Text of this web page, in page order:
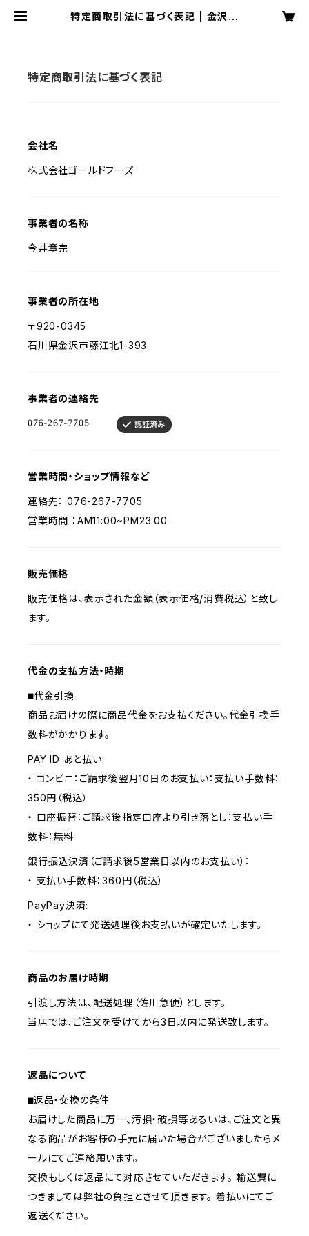
特定商取引法に基づく表記 | 金沢ゴ
特定商取引法に基づく表記
会社名
株式会社ゴールドフーズ
事業者の名称
今井章完
事業者の所在地
〒920-0345
石川県金沢市藤江北1-393
事業者の連絡先
営業時間・ショップ情報など
連絡先： 076-267-7705
営業時間 ：AM11:00~PM23:00
販売価格
販売価格は、表示された金額（表示価格/消費税込）と致し
ます。
代金の支払方法・時期
⬛︎代金引換
商品お届けの際に商品代金をお支払ください。代金引換手
数料がかかります。
PAY ID あと払い:
・ コンビニ：ご請求後翌月10日のお支払い：支払い手数料：
350円（税込）
・ 口座振替：ご請求後指定口座より引き落とし：支払い手
数料：無料
銀行振込決済（ご請求後5営業日以内のお支払い）：
・ 支払い手数料：360円（税込）
PayPay決済:
・ ショップにて発送処理後お支払いが確定いたします。
商品のお届け時期
引渡し方法は、配送処理（佐川急便）とします。
当店では、ご注文を受けてから3日以内に発送致します。
返品について
⬛︎返品・交換の条件
お届けした商品に万一、汚損・破損等あるいは、ご注文と異
なる商品がお客様の手元に届いた場合がございましたらメ
ールにてご連絡願います。
交換もしくは返品にて対応させていただきます。 輸送費に
つきましては弊社の負担とさせて頂きます。 着払いにてご
返送ください。